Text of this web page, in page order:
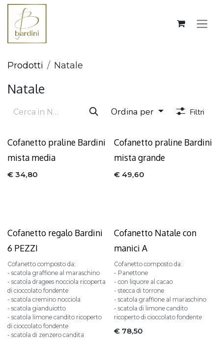
Passa al contenuto
Prodotti Natale
Natale
Ordina per Filtri
ESAURITO
Cofanetto praline Bardini
mista media
€ 34,80
Cofanetto praline Bardini
mista grande
€ 49,60
Cofanetto regalo Bardini
6 PEZZI
Cofanetto composto da:
- scatola graffione al maraschino
- scatola dragees nocciola ricoperta
di cioccolato fondente
- scatola cremino nocciola
- scatola gianduiotto
- scatola limone candito ricoperto
di cioccolato fondente
- scatola di zenzero candita
ESAURITO
Cofanetto Natale con
manici A
Cofanetto composto da:
- Panettone
- con liquore al cacao
- stecca di torrone
- scatola graffione al maraschino
- scatola di limone candito
ricoperto di cioccolato fondente
€ 78,50